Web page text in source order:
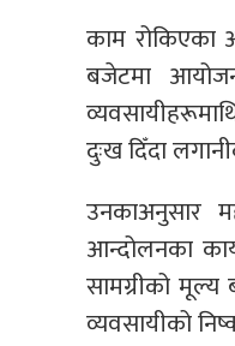
काम रोकिएका
बजेटमा
दुःख दिँदा
उनकाअनुसार
आन्दोलनका
सामग्रीको मूल्य
व्यवसायीको